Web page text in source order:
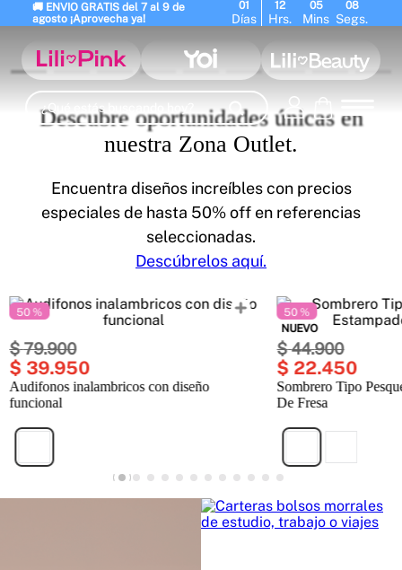
🚚 ENVIO GRATIS del 7 al 9 de
agosto ¡Aprovecha ya!
01
Días
12
Hrs.
05
Mins
06
Segs.
¿Qué estás buscando hoy?
Descubre oportunidades únicas en
nuestra Zona Outlet.
Encuentra diseños increíbles con precios
especiales de hasta 50% off en referencias
seleccionadas.
Descúbrelos aquí.
50 %
$79.900
$ 39.950
Audifonos inalambricos con diseño
funcional
50 %
NUEVO
$44.900
$ 22.450
Sombrero Tipo
De Fresa
Términos Más Buscados
2. brasier 3. vestidos baño
termo 5. splashs 6 . body
7. perfumes 8. perfume 9. termos